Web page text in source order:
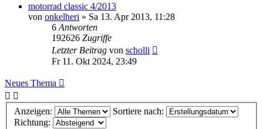
motorrad classic 4/2013
von onkelheri » Sa 13. Apr 2013, 11:28
6 Antworten
192626 Zugriffe
Letzter Beitrag von scholli
Fr 11. Okt 2024, 23:49
Neues Thema
Anzeigen:
Sortiere nach:
Richtung: